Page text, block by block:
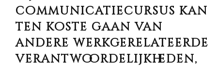
communicatiecursus kan
ten koste gaan van
andere werkgerelateerde
verantwoordelijkheden,